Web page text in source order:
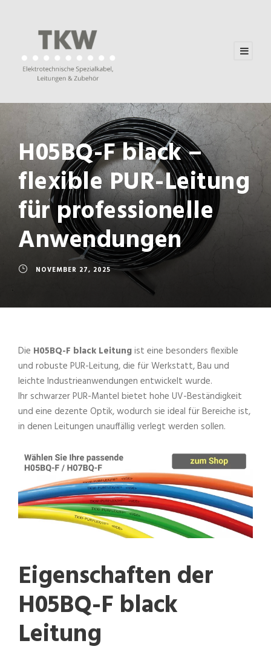
H05BQ-F black –
flexible PUR-Leitung
für professionelle
Anwendungen
NOVEMBER 27, 2025
Die H05BQ-F black Leitungist eine besonders flexible
und robuste PUR-Leitung, die für Werkstatt, Bau und
leichte Industrieanwendungen entwickelt wurde.
Ihr schwarzer PUR-Mantel bietet hohe UV-Beständigkeit
und eine dezente Optik, wodurch sie ideal für Bereiche ist,
in denen Leitungen unauffällig verlegt werden sollen.
Eigenschaften der
H05BQ-F black
Leitung